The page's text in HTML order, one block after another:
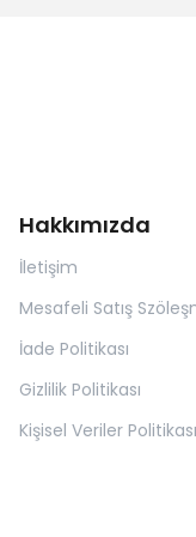
Hakkımızda
İletişim
Mesafeli Satış
İade Politikası
Gizlilik Politikası
Kişisel Veriler Politikası